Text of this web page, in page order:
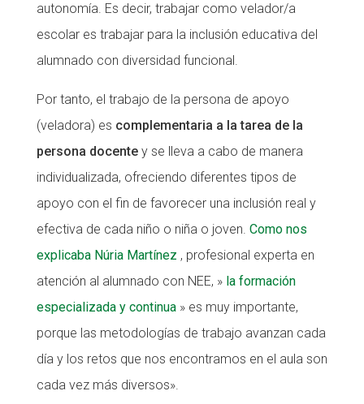
autonomía. Es decir, trabajar como velador/a
escolar es trabajar para la inclusión educativa del
alumnado con diversidad funcional.
Por tanto, el trabajo de la persona de apoyo
(veladora) es complementaria a la tarea de la
persona docentey se lleva a cabo de manera
individualizada, ofreciendo diferentes tipos de
apoyo con el fin de favorecer una inclusión real y
efectiva de cada niño o niña o joven. Como nos
explicaba Núria Martínez , profesional experta en
atención al alumnado con NEE, » la formación
especializada y continua» es muy importante,
porque las metodologías de trabajo avanzan cada
día y los retos que nos encontramos en el aula son
cada vez más diversos».
L'equip
Missió i valors
Memòria d'activitats
Proposta educativa
ACTUALITAT
Notícies
Diari de la Fundació
Fundesplai als mitjans
Xarxes socials
COL·LABORA
L'equip
Missió i valors
Memòria d'activitats
Proposta educativa
ACTUALITAT
Notícies
Diari de la Fundació
Fundesplai als mitjans
Xarxes socials
COL·LABORA